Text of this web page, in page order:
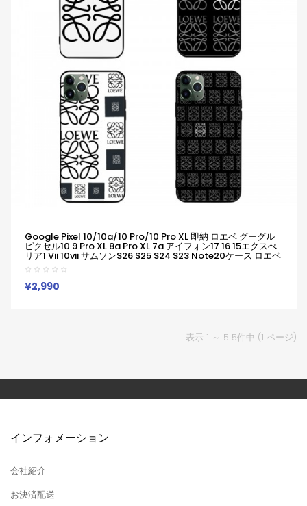
Google Pixel 10/10a/10 Pro/10 Pro XL 即納 ロエベ グーグル
ピクセル10 9 Pro XL 8a Pro XL 7a アイフォン17 16 15エクスぺ
リア1 Vii 10vii サムソンs26 S25 S24 S23 Note20ケース ロエベ
アナグラム モノグラムケース Galaxy A55 A54 A36
S26/S25/S24 Ultraケース LOEWE グーグルピクセル10a 9a
8a Pro 7a 6/7/6a/ブランドケース
¥2,990
表示 1 ～ 5 5件中 (1 ページ)
インフォメーション
会社紹介
お決済配送